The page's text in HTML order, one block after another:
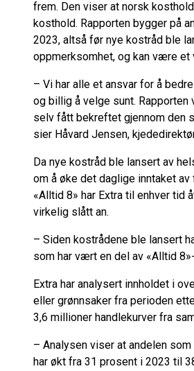
frem. Den viser at norsk
kosthold. Rapporten bygger på
2023, altså før nye kostråd ble
oppmerksomhet, og kan være
– Vi har alle et ansvar for å
og billig å velge sunt.
selv fått bekreftet gjennom den
sier Håvard Jensen,
Da nye kostråd ble lansert av
om å øke det daglige inntaket
«Alltid 8» har Extra til enhver tid
virkelig slått an.
– Siden kostrådene ble lansert
som har vært en del av «Alltid
Extra har analysert innholdet i
eller grønnsaker fra perioden
3,6 millioner handlekurver fra
– Analysen viser at andelen
har økt fra 31 prosent i 2023 til